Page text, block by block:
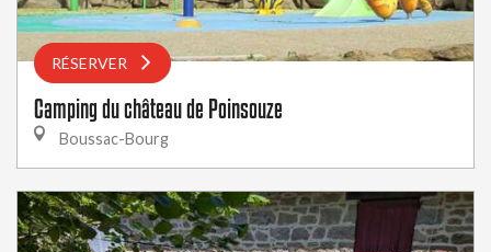
RÉSERVER
Camping du château de Poinsouze
Boussac-Bourg